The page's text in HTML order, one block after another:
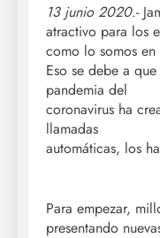
13 junio 2020.-
atractivo para los
como lo somos en
Eso se debe a
pandemia del
coronavirus ha
llamadas
automáticas, los
Para empezar,
presentando